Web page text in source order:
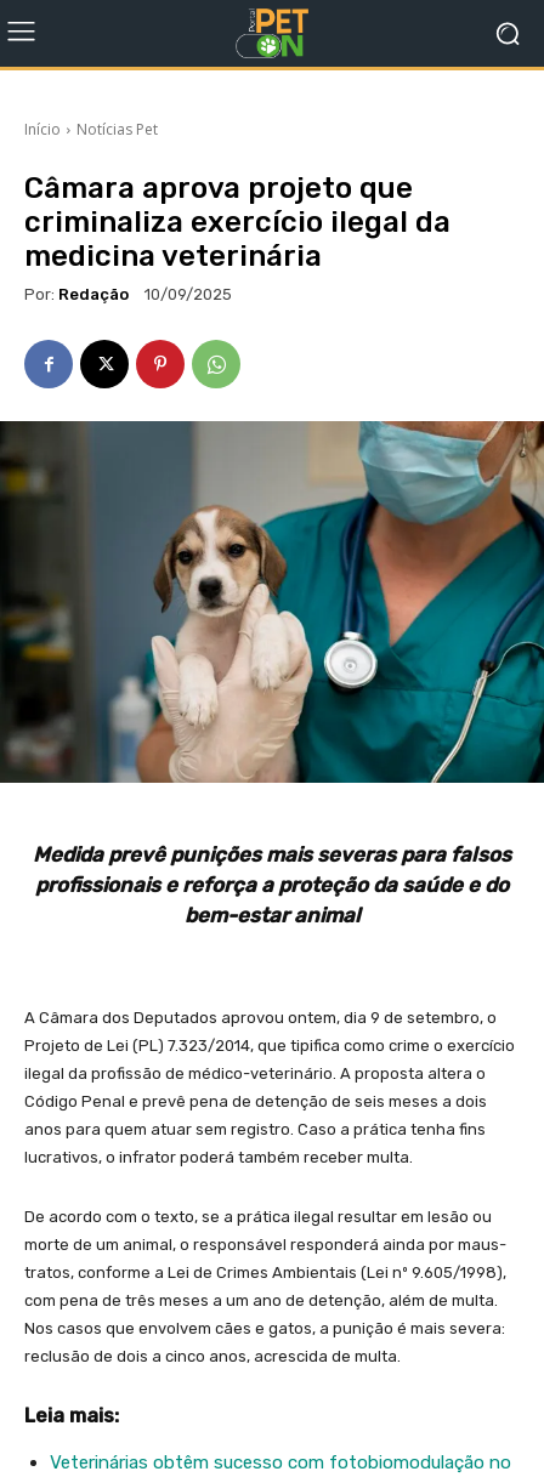
Início Notícias Pet
Câmara aprova projeto que
criminaliza exercício ilegal da
medicina veterinária
Por: Redação 10/09/2025
Medida prevê punições mais severas para falsos
profissionais e reforça a proteção da saúde e do
bem-estar animal
A Câmara dos Deputados aprovou ontem, dia 9 de setembro, o
Projeto de Lei (PL) 7.323/2014, que tipifica como crime o exercício
ilegal da profissão de médico-veterinário. A proposta altera o
Código Penal e prevê pena de detenção de seis meses a dois
anos para quem atuar sem registro. Caso a prática tenha fins
lucrativos, o infrator poderá também receber multa.
De acordo com o texto, se a prática ilegal resultar em lesão ou
morte de um animal, o responsável responderá ainda por maus-
tratos, conforme a Lei de Crimes Ambientais (Lei nº 9.605/1998),
com pena de três meses a um ano de detenção, além de multa.
Nos casos que envolvem cães e gatos, a punição é mais severa:
reclusão de dois a cinco anos, acrescida de multa.
Leia mais:
Veterinárias obtêm sucesso com fotobiomodulação no